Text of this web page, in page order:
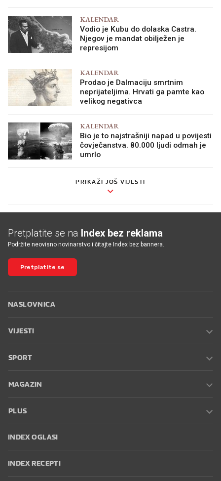
KALENDAR
Vodio je Kubu do dolaska Castra.
Njegov je mandat obilježen je
represijom
KALENDAR
Prodao je Dalmaciju smrtnim
neprijateljima. Hrvati ga pamte kao
velikog negativca
KALENDAR
Bio je to najstrašniji napad u povijesti
čovječanstva. 80.000 ljudi odmah je
umrlo
PRIKAŽI JOŠ VIJESTI
Pretplatite se na Index bez reklama
Podržite neovisno novinarstvo i čitajte Index bez bannera.
Pretplatite se
NASLOVNICA
VIJESTI
SPORT
MAGAZIN
PLUS
INDEX OGLASI
INDEX RECEPTI